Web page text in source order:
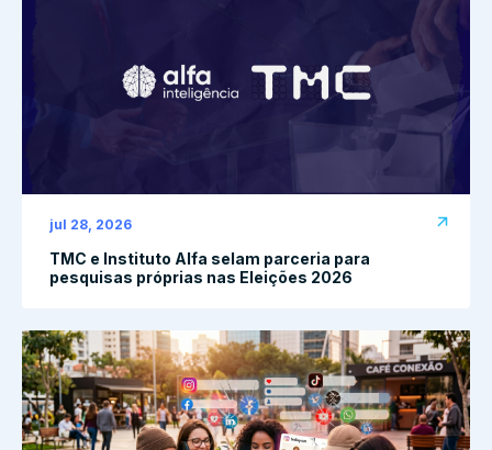
jul 28, 2026
TMC e Instituto Alfa selam parceria para
pesquisas próprias nas Eleições 2026